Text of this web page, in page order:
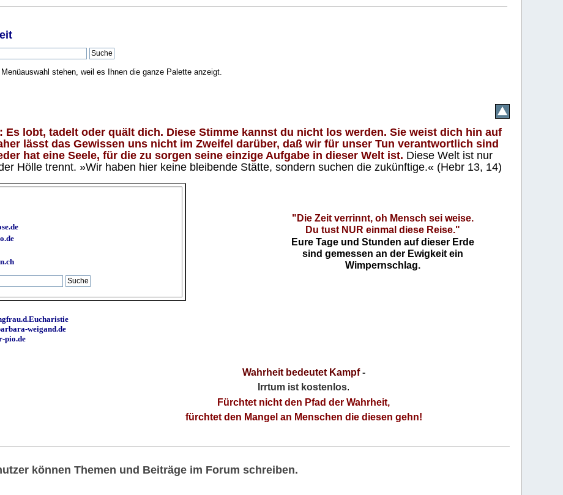
stehen, weil es Ihnen die ganze Palette anzeigt.
Es lobt, tadelt oder quält dich. Diese Stimme kannst du nicht los werden. Sie weist dich hin auf
lässt das Gewissen uns nicht im Zweifel darüber, daß wir für unser Tun verantwortlich sind
hat eine Seele, für die zu sorgen seine einzige Aufgabe in dieser Welt ist. Diese Welt ist nur
Hölle trennt. »Wir haben hier keine bleibende Stätte, sondern suchen die zukünftige.« (Hebr 13, 14)
"Die Zeit verrinnt, oh Mensch sei weise.
Du tust NUR einmal diese Reise."
Eure Tage und Stunden auf dieser Erde
sind gemessen an der Ewigkeit ein
Wimpernschlag.
weigand.de
pio.de
Wahrheit bedeutet Kampf-
Irrtum ist kostenlos.
Fürchtet nicht den Pfad der Wahrheit,
fürchtet den Mangel an Menschen die diesen gehn!
können Themen und Beiträge im Forum schreiben.